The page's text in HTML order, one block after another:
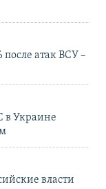
атак ВСУ –
в Украине
власти